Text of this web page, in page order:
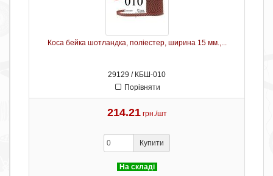
Коса бейка шотландка, поліестер, ширина 15 мм.,...
29129 / КБШ-010
Порівняти
214.21 грн./шт
Купити
На складі